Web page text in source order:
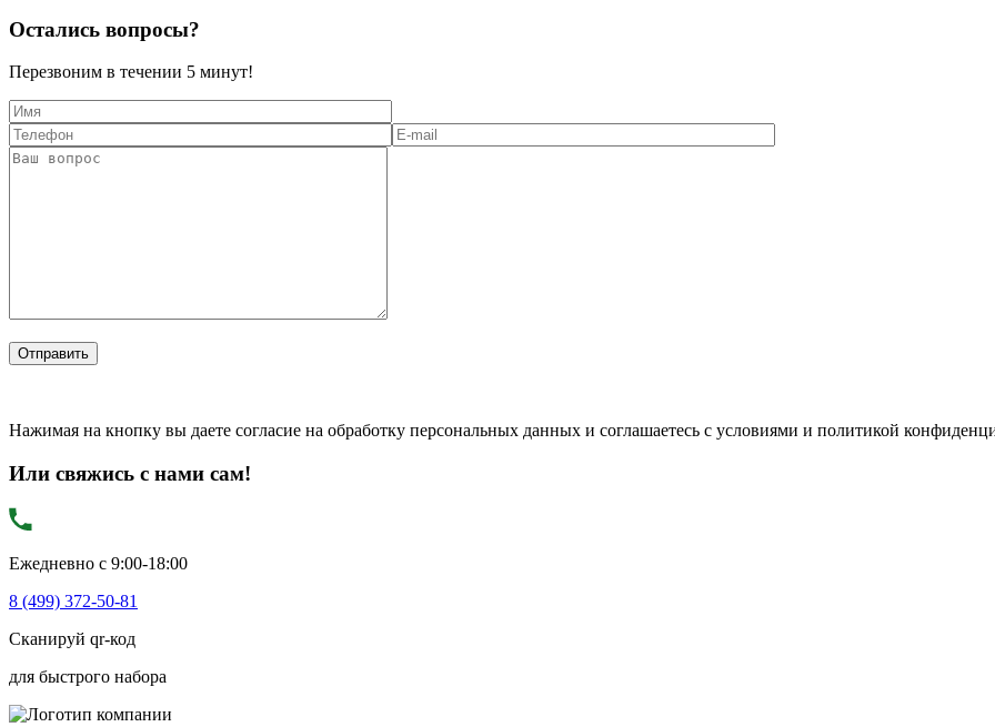
Остались вопросы?
Перезвоним в течении 5 минут!
Нажимая на кнопку вы даете согласие на обработку персональных данных и соглашаетесь с условиями и политикой
Или свяжись с нами сам!
Ежедневно с 9:00-18:00
8 (499) 372-50-81
Сканируй qr-код
для быстрого набора